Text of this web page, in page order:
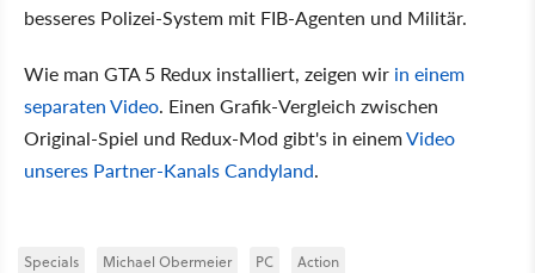
besseres Polizei-System mit FIB-Agenten und Militär.
Wie man GTA 5 Redux installiert, zeigen wir in einem
separaten Video. Einen Grafik-Vergleich zwischen
Original-Spiel und Redux-Mod gibt's in einemVideo
unseres Partner-Kanals Candyland.
Specials Michael Obermeier PC
Action